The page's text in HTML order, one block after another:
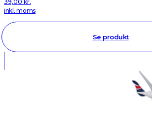
39,00 kr.
inkl. moms
Se produkt